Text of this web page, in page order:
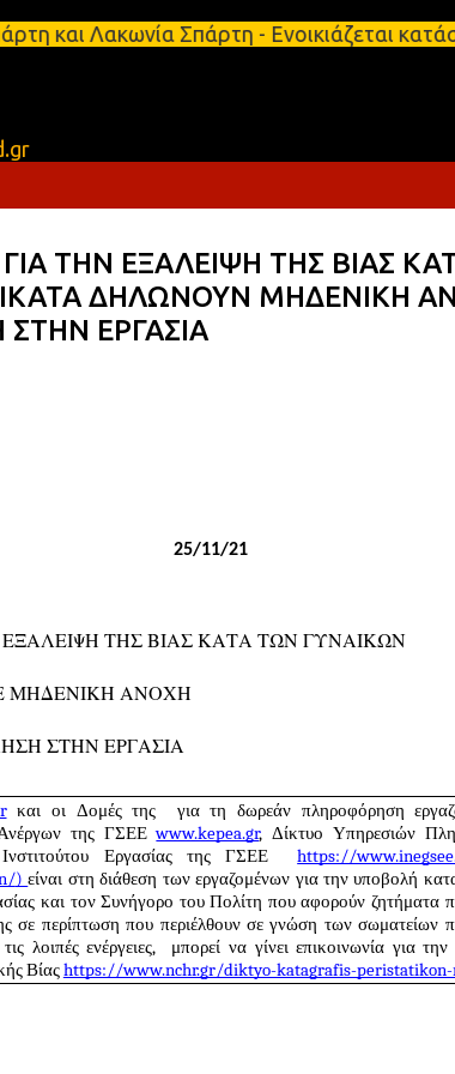
Μετάβαση στο κύριο
Σπάρτη - Ενοικιάζεται
ΤΗΝ ΕΞΑΛΕΙΨΗ ΤΗΣ ΒΙΑΣ
ΔΗΛΩΝΟΥΝ ΜΗΔΕΝΙΚΗ
ΕΡΓΑΣΙΑ
25/11/21
ΤΗΣ ΒΙΑΣ ΚΑΤΑ ΤΩΝ ΓΥΝΑΙΚΩΝ
ΜΗΔΕΝΙΚΗ ΑΝΟΧΗ
ΣΤΗΝ ΕΡΓΑΣΙΑ
διαρκώς, δυστυχώς, εντεινόμενου κινδύνου
μαζί με την απορρύθμιση των
εργοδοτική αυθαιρεσία, και φαινόμενα
οφείλει να παραμείνει ρητή και σαφής. Ο
να είναι αυστηρός και απαρέγκλιτος. Τα
και οι Δομές της  για τη δωρεάν πληροφόρηση
της ΓΣΕΕ www.kepea.gr, Δίκτυο Υπηρεσιών
Εργασίας της ΓΣΕΕ https://
) είναι στη διάθεση των εργαζομένων για την υποβολή
και τον Συνήγορο του Πολίτη που αφορούν ζητήματα
σε περίπτωση που περιέλθουν σε γνώση των σωματείων
λοιπές ενέργειες,  μπορεί να γίνει επικοινωνία για
Βίας https://www.nchr.gr/diktyo-katagrafis-